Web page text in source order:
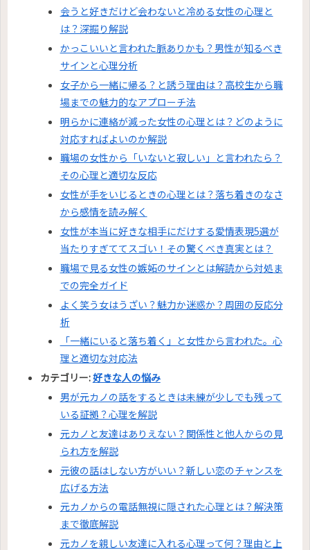
会うと好きだけど会わないと冷める女性の心理と
は？深掘り解説
かっこいいと言われた脈ありかも？男性が知るべき
サインと心理分析
女子から一緒に帰る？と誘う理由は？高校生から職
場までの魅力的なアプローチ法
明らかに連絡が減った女性の心理とは？どのように
対応すればよいのか解説
職場の女性から「いないと寂しい」と言われたら？
その心理と適切な反応
女性が手をいじるときの心理とは？落ち着きのなさ
から感情を読み解く
女性が本当に好きな相手にだけする愛情表現5選が
当たりすぎててスゴい！その驚くべき真実とは？
職場で見る女性の嫉妬のサインとは解読から対処ま
での完全ガイド
よく笑う女はうざい？魅力か迷惑か？周囲の反応分
析
「一緒にいると落ち着く」と女性から言われた。心
理と適切な対応法
カテゴリー:好きな人の悩み
男が元カノの話をするときは未練が少しでも残って
いる証拠？心理を解説
元カノと友達はありえない？関係性と他人からの見
られ方を解説
元彼の話はしない方がいい？新しい恋のチャンスを
広げる方法
元カノからの電話無視に隠された心理とは？解決策
まで徹底解説
元カノを親しい友達に入れる心理って何？理由と上